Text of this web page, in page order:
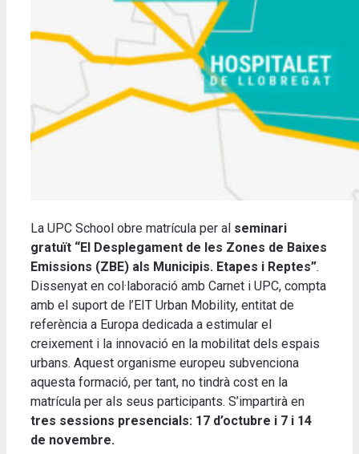
La UPC School obre matrícula per al seminari
gratuït “El Desplegament de les Zones de Baixes
Emissions (ZBE) als Municipis. Etapes i Reptes”.
Dissenyat en col·laboració amb Carnet i UPC, compta
amb el suport de l’EIT Urban Mobility, entitat de
referència a Europa dedicada a estimular el
creixement i la innovació en la mobilitat dels espais
urbans. Aquest organisme europeu subvenciona
aquesta formació, per tant, no tindrà cost en la
matrícula per als seus participants. S’impartirà en
tres sessions presencials: 17 d’octubre i 7 i 14
de novembre.